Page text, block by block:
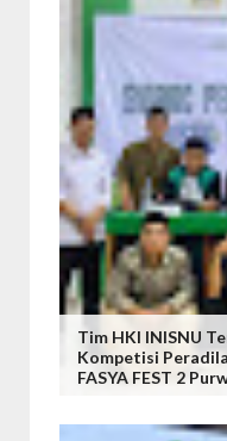
Tim HKI INISNU
Kompetisi
FASYA FEST 2